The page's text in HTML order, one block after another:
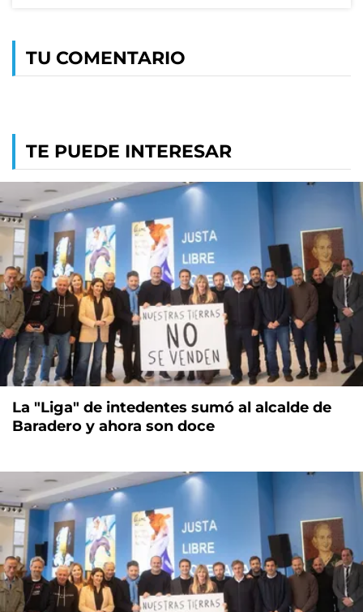
TU COMENTARIO
TE PUEDE INTERESAR
La "Liga" de intedentes sumó al alcalde de
Baradero y ahora son doce